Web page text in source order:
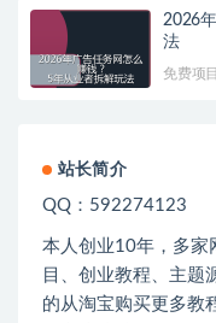
2026
法
免费项目
站长简介
QQ：592274123
本人创业10年，多家
目、创业教程、主题
的从淘宝购买更多教